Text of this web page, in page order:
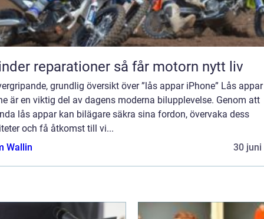
Cylinder reparationer så får motorn nytt liv
grundlig översikt över ”lås appar iPhone” Lås
är en viktig del av dagens moderna bilupplevelse. Genom att
lås appar kan bilägare säkra sina fordon, övervaka dess
och få åtkomst till vi...
Wallin
30 juni